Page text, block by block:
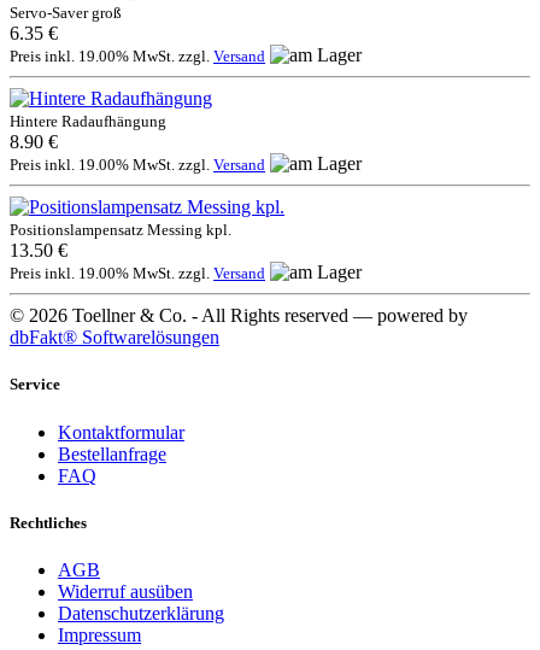
Servo-Saver groß
6.35 €
Preis inkl. 19.00% MwSt. zzgl. Versand
Hintere Radaufhängung
8.90 €
Preis inkl. 19.00% MwSt. zzgl. Versand
Positionslampensatz Messing kpl.
13.50 €
Preis inkl. 19.00% MwSt. zzgl. Versand
© 2026 Toellner & Co. - All Rights reserved — powered by
dbFakt® Softwarelösungen
Service
Kontaktformular
Bestellanfrage
FAQ
Rechtliches
AGB
Widerruf ausüben
Datenschutzerklärung
Impressum